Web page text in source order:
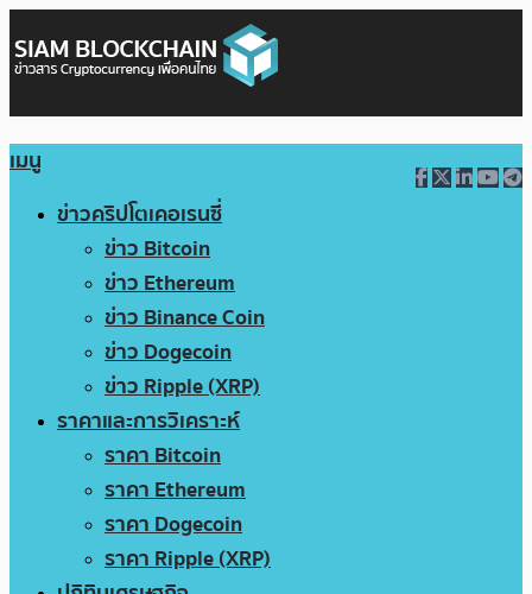
เมนู
ข่าวคริปโตเคอเรนซี่
ข่าว Bitcoin
ข่าว Ethereum
ข่าว Binance Coin
ข่าว Dogecoin
ข่าว Ripple (XRP)
ราคาและการวิเคราะห์
ราคา Bitcoin
ราคา Ethereum
ราคา Dogecoin
ราคา Ripple (XRP)